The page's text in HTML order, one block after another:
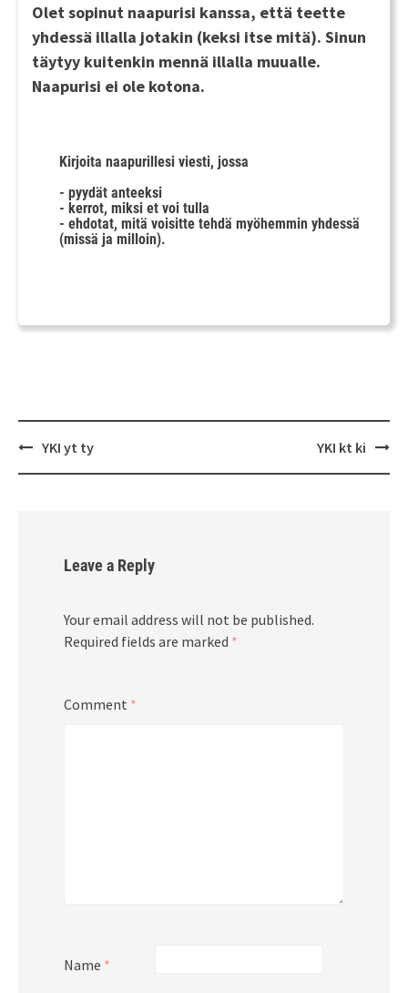
Olet sopinut naapurisi kanssa, että teette
yhdessä illalla jotakin (keksi itse mitä). Sinun
täytyy kuitenkin mennä illalla muualle.
Naapurisi ei ole kotona.
Kirjoita naapurillesi viesti, jossa
- pyydät anteeksi
- kerrot, miksi et voi tulla
- ehdotat, mitä voisitte tehdä myöhemmin yhdessä
(missä ja milloin).
PostYKI yt ty YKI kt ki
Leave a Reply
Your email address will not be published.
Required fields are marked *
Comment *
Name *